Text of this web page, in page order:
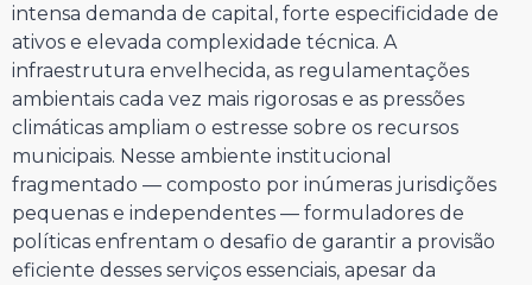
intensa demanda de capital, forte especificidade de
ativos e elevada complexidade técnica. A
infraestrutura envelhecida, as regulamentações
ambientais cada vez mais rigorosas e as pressões
climáticas ampliam o estresse sobre os recursos
municipais. Nesse ambiente institucional
fragmentado — composto por inúmeras jurisdições
pequenas e independentes — formuladores de
políticas enfrentam o desafio de garantir a provisão
eficiente desses serviços essenciais, apesar da